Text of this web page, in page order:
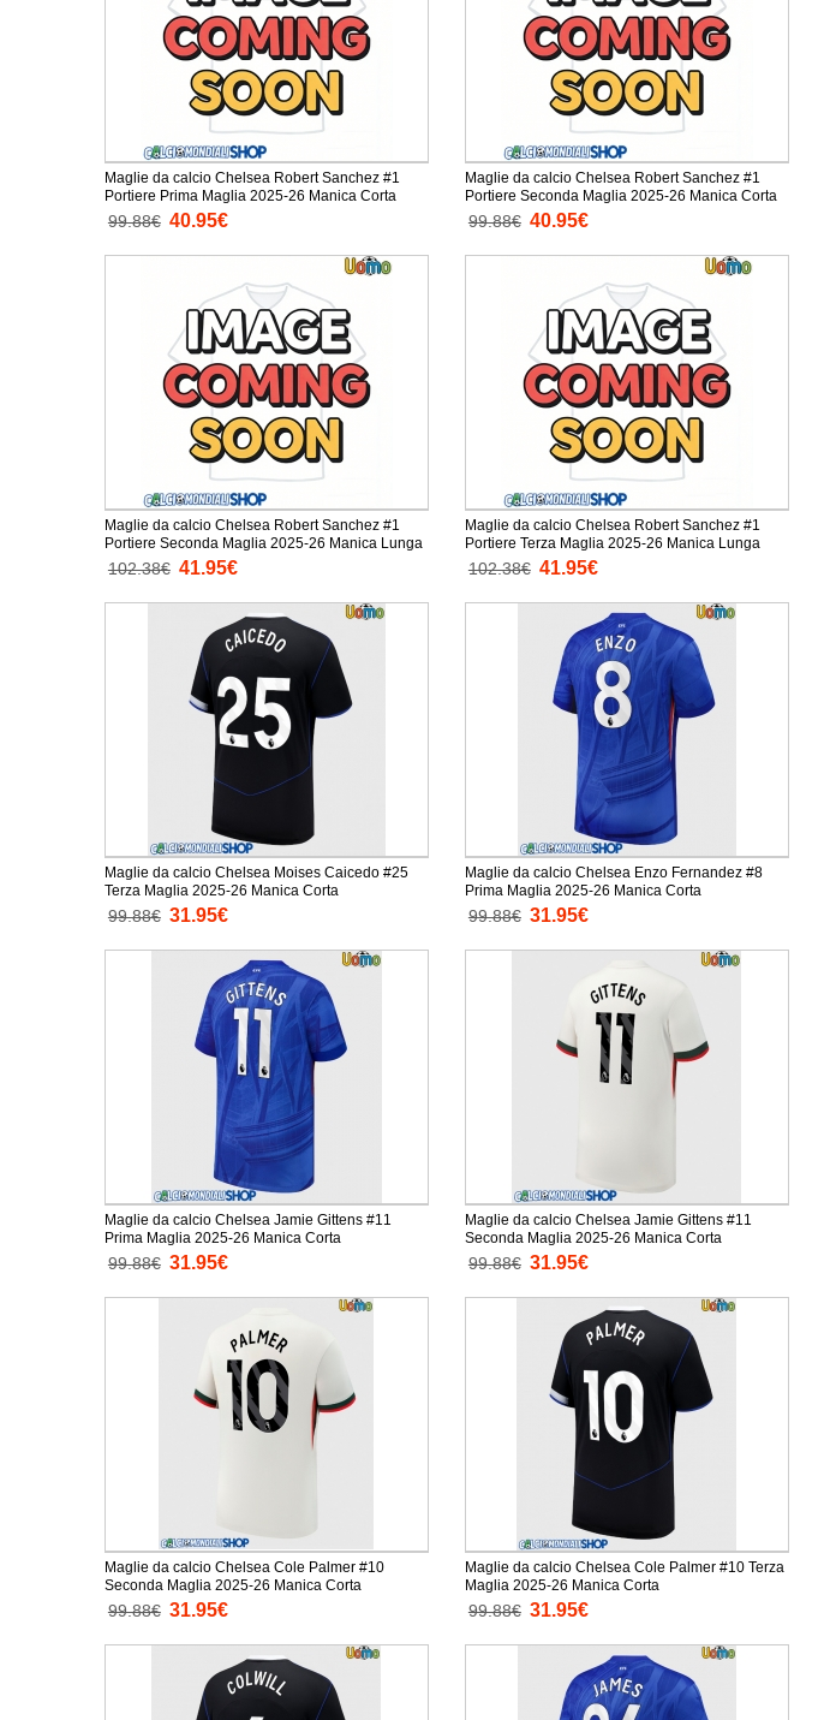
Maglie da calcio Chelsea Robert Sanchez #1
Portiere Prima Maglia 2025-26 Manica Corta
99.88€ 40.95€
Maglie da calcio Chelsea Robert Sanchez #1
Portiere Seconda Maglia 2025-26 Manica Corta
99.88€ 40.95€
Maglie da calcio Chelsea Robert Sanchez #1
Portiere Seconda Maglia 2025-26 Manica Lunga
102.38€ 41.95€
Maglie da calcio Chelsea Robert Sanchez #1
Portiere Terza Maglia 2025-26 Manica Lunga
102.38€ 41.95€
Maglie da calcio Chelsea Moises Caicedo #25
Terza Maglia 2025-26 Manica Corta
99.88€ 31.95€
Maglie da calcio Chelsea Enzo Fernandez #8
Prima Maglia 2025-26 Manica Corta
99.88€ 31.95€
Maglie da calcio Chelsea Jamie Gittens #11
Prima Maglia 2025-26 Manica Corta
99.88€ 31.95€
Maglie da calcio Chelsea Jamie Gittens #11
Seconda Maglia 2025-26 Manica Corta
99.88€ 31.95€
Maglie da calcio Chelsea Cole Palmer #10
Seconda Maglia 2025-26 Manica Corta
99.88€ 31.95€
Maglie da calcio Chelsea Cole Palmer #10 Terza
Maglia 2025-26 Manica Corta
99.88€ 31.95€